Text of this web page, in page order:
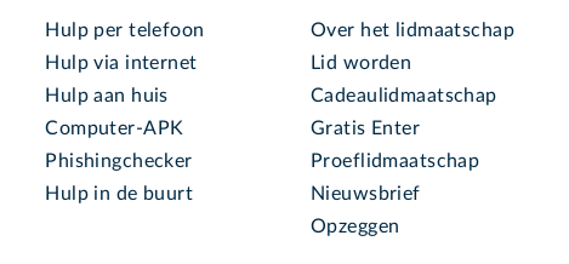
Hulp per telefoon
Hulp via internet
Hulp aan huis
Computer-APK
Phishingchecker
Hulp in de buurt
Over het lidmaatschap
Lid worden
Cadeaulidmaatschap
Gratis Enter
Proeflidmaatschap
Nieuwsbrief
Opzeggen